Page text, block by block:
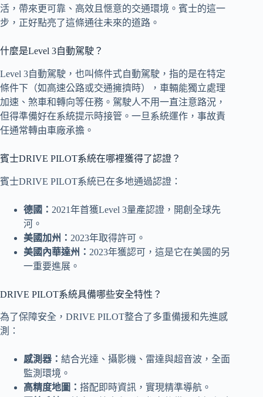
活，帶來更可靠、高效且愜意的交通環境。賓士的這一
步，正好點亮了這條通往未來的道路。
什麼是Level 3自動駕駛？
Level 3自動駕駛，也叫條件式自動駕駛，指的是在特定
條件下（如高速公路或交通擁擠時），車輛能獨立處理
加速、煞車和轉向等任務。駕駛人不用一直注意路況，
但得準備好在系統提示時接管。一旦系統運作，事故責
任通常轉由車廠承擔。
賓士DRIVE PILOT系統在哪裡獲得了認證？
賓士DRIVE PILOT系統已在多地通過認證：
德國： 2021年首獲Level 3量產認證，開創全球先
河。
美國加州： 2023年取得許可。
美國內華達州： 2023年獲認可，這是它在美國的另
一重要進展。
DRIVE PILOT系統具備哪些安全特性？
為了保障安全，DRIVE PILOT整合了多重備援和先進感
測：
感測器： 結合光達、攝影機、雷達與超音波，全面
監測環境。
高精度地圖： 搭配即時資訊，實現精準導航。